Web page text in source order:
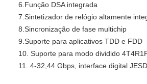
6. Função DSA integrada
7. Sintetizador de relógio altamente
8. Sincronização de fase multichip
9. Suporte para aplicativos TDD e FDD
10. Suporte para modo dividido
11. 4-32,44 Gbps, interface digital